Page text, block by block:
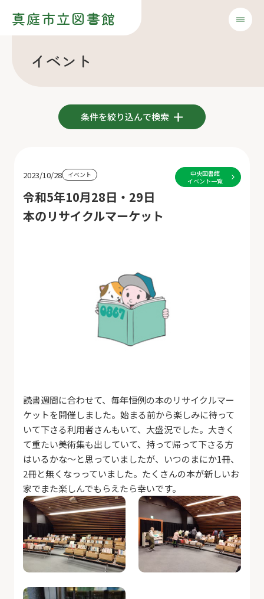
真庭市立図書館
イベント
条件を絞り込んで検索
2023/10/28 イベント
令和5年10月28日・29日
本のリサイクルマーケット
中央図書館
イベント一覧
読書週間に合わせて、毎年恒例の本のリサイクルマー
ケットを開催しました。始まる前から楽しみに待って
いて下さる利用者さんもいて、大盛況でした。大きく
て重たい美術集も出していて、持って帰って下さる方
はいるかな～と思っていましたが、いつのまにか1冊、
2冊と無くなっっていました。たくさんの本が新しいお
家でまた楽しんでもらえたら幸いです。